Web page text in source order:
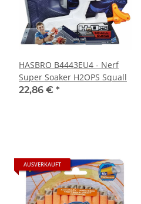
HASBRO B4443EU4 - Nerf
Super Soaker H2OPS Squall
22,86 € *
AUSVERKAUFT